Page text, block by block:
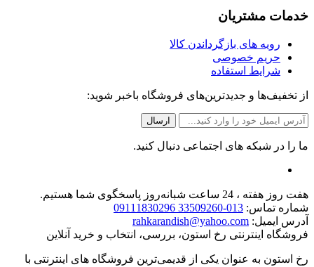
خدمات مشتریان
رویه های بازگرداندن کالا
حریم خصوصی
شرایط استفاده
از تخفیف‌ها و جدیدترین‌های فروشگاه باخبر شوید:
ما را در شبکه های اجتماعی دنبال کنید.
هفت روز هفته ، 24 ساعت شبانه‌روز پاسخگوی شما هستیم.
شماره تماس: 013-33509260 09111830296
آدرس ایمیل: rahkarandish@yahoo.com
فروشگاه اینترنتی رخ استون، بررسی، انتخاب و خرید آنلاین
رخ استون به عنوان یکی از قدیمی‌ترین فروشگاه های اینترنتی با